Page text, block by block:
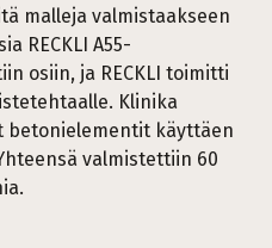
malleja valmistaakseen
RECKLI A55-
osiin, ja RECKLI toimitti
Klinika
betonielementit käyttäen
valmistettiin 60